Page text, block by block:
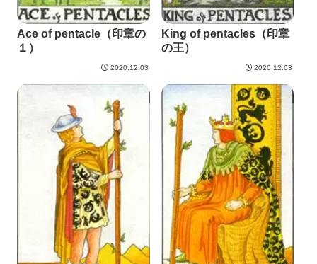
Ace of pentacle（印章の
１）
2020.12.03
King of pentacles（印章
の王）
2020.12.03